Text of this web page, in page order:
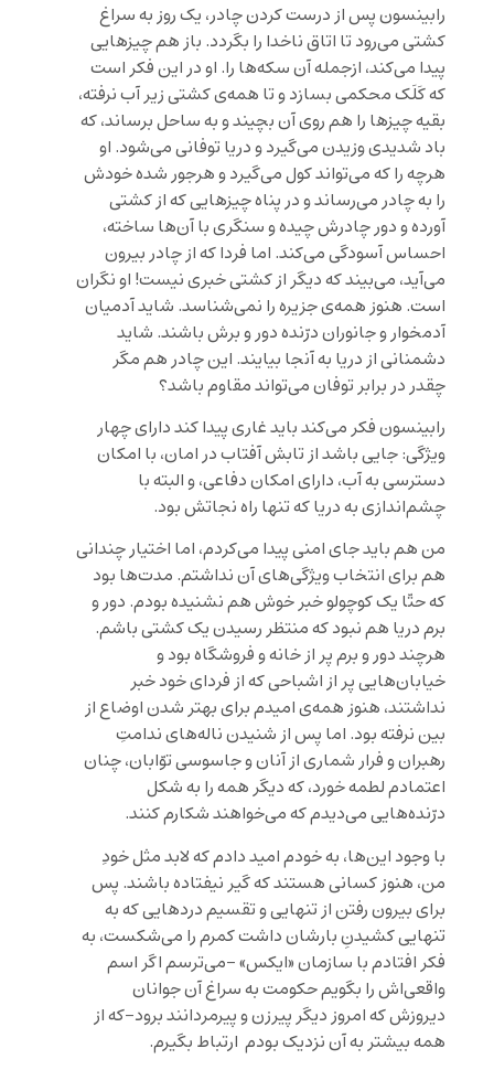
رابینسون پس از درست کردن چادر، یک روز به سراغ
کشتی می‌رود تا اتاق ناخدا را بگردد. باز هم چیزهایی
پیدا می‌کند، ازجمله آن سکه‌ها را. او در این فکر است
که کَلَک محکمی بسازد و تا همه‌ی کشتی زیر آب نرفته،
بقیه چیزها را هم روی آن بچیند و به ساحل برساند، که
باد شدیدی وزیدن می‌گیرد و دریا توفانی می‌شود. او
هرچه را که می‌تواند کول می‌گیرد و هرجور شده خودش
را به چادر می‌رساند و در پناه چیزهایی که از کشتی
آورده و دور چادرش چیده و سنگری با آن‌ها ساخته،
احساس آسودگی می‌کند. اما فردا که از چادر بیرون
می‌آید، می‌بیند که دیگر از کشتی خبری نیست! او نگران
است. هنوز همه‌ی جزیره را نمی‌شناسد. شاید آدمیان
آدمخوار و جانوران درّنده دور و برش باشند. شاید
دشمنانی از دریا به آنجا بیایند. این چادر هم مگر
چقدر در برابر توفان می‌تواند مقاوم باشد؟
رابینسون فکر می‌کند باید غاری پیدا کند دارای چهار
ویژگی: جایی باشد از تابش آفتاب در امان، با امکان
دسترسی به آب، دارای امکان دفاعی، و البته با
چشم‌اندازی به دریا که تنها راه نجاتش بود.
من هم باید جای امنی پیدا می‌کردم، اما اختیار چندانی
هم برای انتخاب ویژگی‌های آن نداشتم. مدت‌ها بود
که حتّا یک کوچولو خبر خوش هم نشنیده بودم. دور و
برم دریا هم نبود که منتظر رسیدن یک کشتی باشم.
هرچند دور و برم پر از خانه و فروشگاه بود و
خیابان‌هایی پر از اشباحی که از فردای خود خبر
نداشتند، هنوز همه‌ی امیدم برای بهتر شدن اوضاع از
بین نرفته بود. اما پس از شنیدن ناله‌‌های ندامتِ
رهبران و فرار شماری از آنان و جاسوسی توّابان، چنان
اعتمادم لطمه خورد، که دیگر همه را به شکل
درّنده‌هایی می‌دیدم که می‌خواهند شکارم کنند.
با وجود این‌ها، به خودم امید دادم که لابد مثل خودِ
من، هنوز کسانی هستند که گیر نیفتاده باشند. پس
برای بیرون رفتن از تنهایی و تقسیم دردهایی که به
تنهایی کشیدنِ بارشان داشت کمرم را می‌شکست، به
فکر افتادم با سازمان «ایکس» -می‌ترسم اگر اسم
واقعی‌اش را بگویم حکومت به سراغ آن جوانان
دیروزش که امروز دیگر پیرزن و پیرمردانند برود-که از
همه بیشتر به آن نزدیک بودم ارتباط بگیرم.